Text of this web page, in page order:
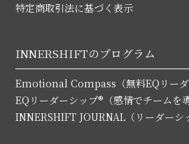
特定商取引法に基づく表示
INNERSHIFTのプログラム
Emotional Compass（無料EQリーダ
EQリーダーシップ®（感情でチームを導
INNERSHIFT JOURNAL（リーダーシ